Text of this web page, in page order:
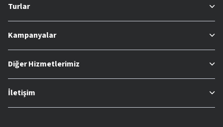
Turlar
Kampanyalar
Diğer Hizmetlerimiz
İletişim